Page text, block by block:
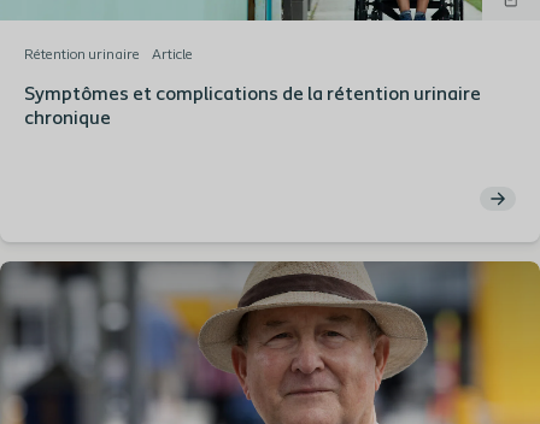
Rétention urinaire Article
Symptômes et complications de la rétention urinaire
chronique